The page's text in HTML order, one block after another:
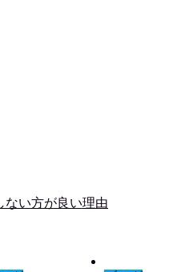
ない方が良い理由